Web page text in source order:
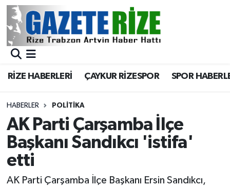
RİZE HABERLERİ ÇAYKUR RİZESPOR SPOR
HABERLER POLİTİKA
AK Parti Çarşamba İlçe
Başkanı Sandıkcı 'istifa'
etti
AK Parti Çarşamba İlçe Başkanı Ersin Sandıkcı,
BÖLGEMİZ
Asayiş
Rize Jandarma Komutanlığı
Bilim Teknoloji
Merkez Nöbetçi Eczaneler
Merkez Trafik Yoğunluk Haritası
Süper Lig Puan Durumu ve Fikstür
Tüm Manşetler